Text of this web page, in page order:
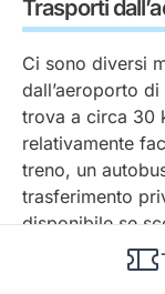
Trasporti
Ci sono diversi
dall’aeroporto
trova a circa 30
relativamente
treno, un
trasferimento
disponibile se
Consiglio